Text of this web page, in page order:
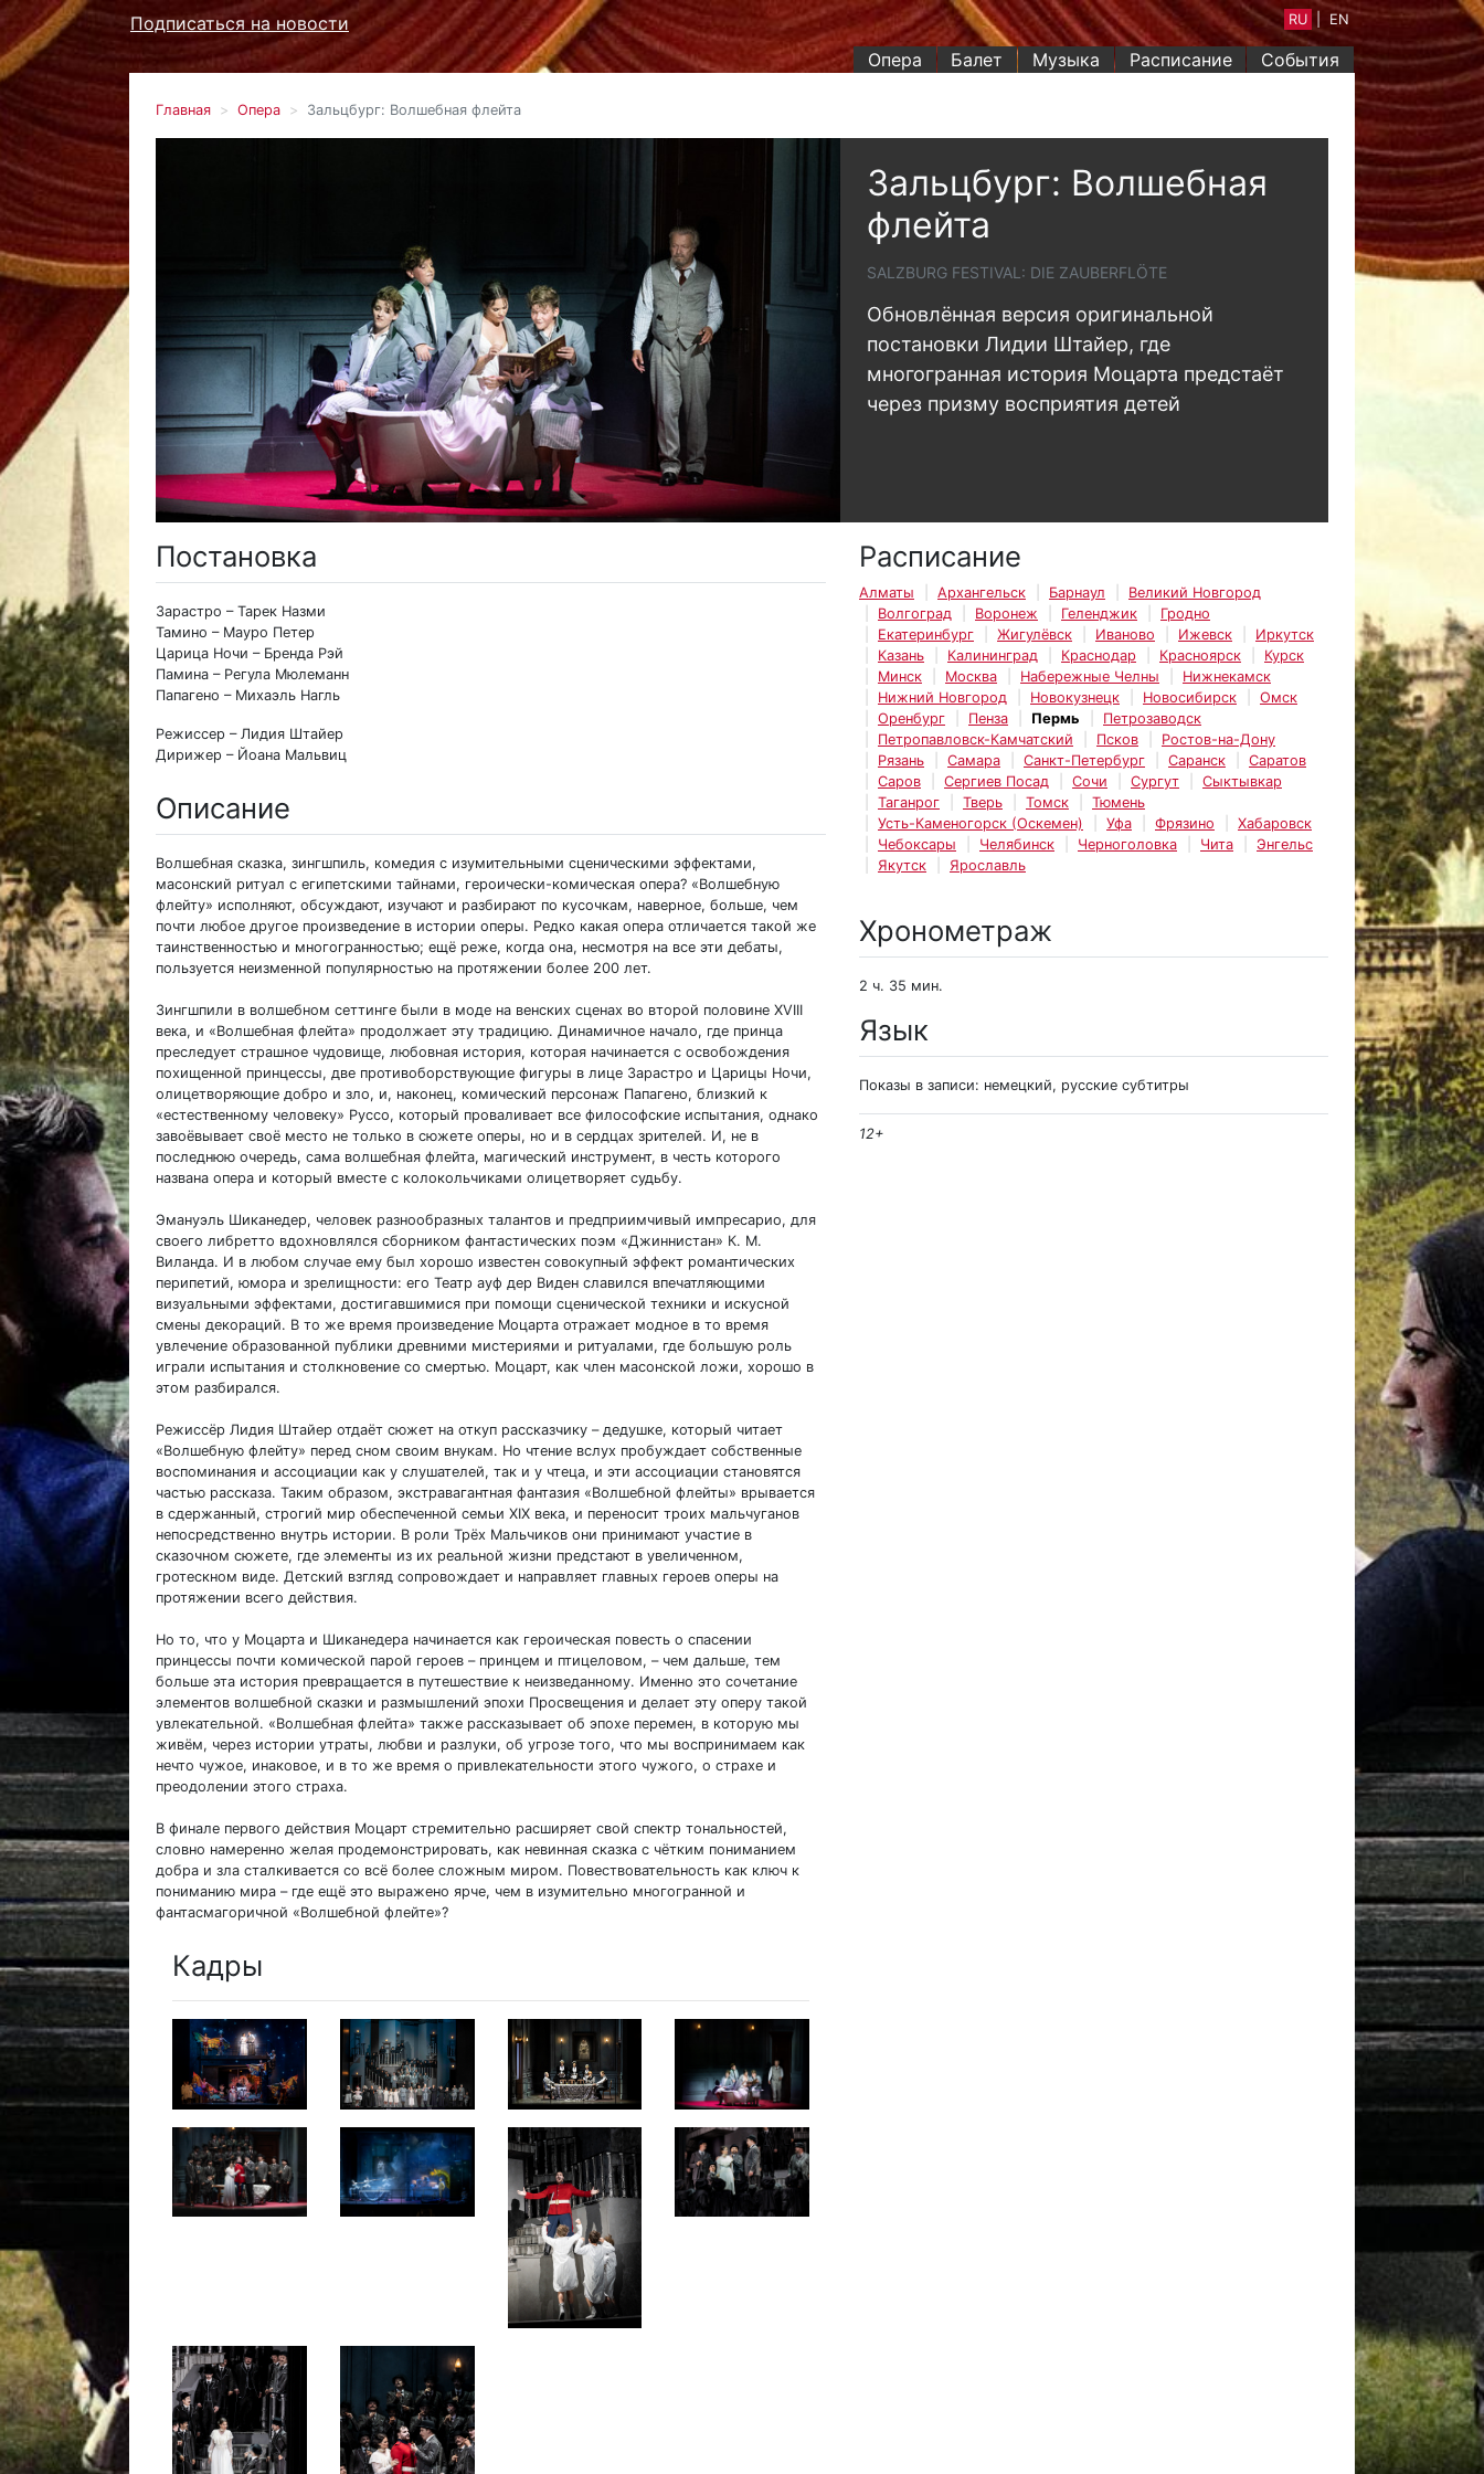
Опера Балет Музыка Расписание События
Подписаться на новости RU EN
Главная Опера Зальцбург: Волшебная флейта
Зальцбург: Волшебная
флейта
SALZBURG FESTIVAL: DIE ZAUBERFLÖTE
Обновлённая версия оригинальной
постановки Лидии Штайер, где
многогранная история Моцарта предстаёт
через призму восприятия детей
Постановка
Зарастро – Тарек Назми
Тамино – Мауро Петер
Царица Ночи – Бренда Рэй
Памина – Регула Мюлеманн
Папагено – Михаэль Нагль
Режиссер – Лидия Штайер
Дирижер – Йоана Мальвиц
Описание
Волшебная сказка, зингшпиль, комедия с изумительными сценическими эффектами,
масонский ритуал с египетскими тайнами, героически-комическая опера? «Волшебную
флейту» исполняют, обсуждают, изучают и разбирают по кусочкам, наверное, больше, чем
почти любое другое произведение в истории оперы. Редко какая опера отличается такой же
таинственностью и многогранностью; ещё реже, когда она, несмотря на все эти дебаты,
пользуется неизменной популярностью на протяжении более 200 лет.
Зингшпили в волшебном сеттинге были в моде на венских сценах во второй половине XVIII
века, и «Волшебная флейта» продолжает эту традицию. Динамичное начало, где принца
преследует страшное чудовище, любовная история, которая начинается с освобождения
похищенной принцессы, две противоборствующие фигуры в лице Зарастро и Царицы Ночи,
олицетворяющие добро и зло, и, наконец, комический персонаж Папагено, близкий к
«естественному человеку» Руссо, который проваливает все философские испытания, однако
завоёвывает своё место не только в сюжете оперы, но и в сердцах зрителей. И, не в
последнюю очередь, сама волшебная флейта, магический инструмент, в честь которого
названа опера и который вместе с колокольчиками олицетворяет судьбу.
Эмануэль Шиканедер, человек разнообразных талантов и предприимчивый импресарио, для
своего либретто вдохновлялся сборником фантастических поэм «Джиннистан» К. М.
Виланда. И в любом случае ему был хорошо известен совокупный эффект романтических
перипетий, юмора и зрелищности: его Театр ауф дер Виден славился впечатляющими
визуальными эффектами, достигавшимися при помощи сценической техники и искусной
смены декораций. В то же время произведение Моцарта отражает модное в то время
увлечение образованной публики древними мистериями и ритуалами, где большую роль
играли испытания и столкновение со смертью. Моцарт, как член масонской ложи, хорошо в
этом разбирался.
Режиссёр Лидия Штайер отдаёт сюжет на откуп рассказчику – дедушке, который читает
«Волшебную флейту» перед сном своим внукам. Но чтение вслух пробуждает собственные
воспоминания и ассоциации как у слушателей, так и у чтеца, и эти ассоциации становятся
частью рассказа. Таким образом, экстравагантная фантазия «Волшебной флейты» врывается
в сдержанный, строгий мир обеспеченной семьи XIX века, и переносит троих мальчуганов
непосредственно внутрь истории. В роли Трёх Мальчиков они принимают участие в
сказочном сюжете, где элементы из их реальной жизни предстают в увеличенном,
гротескном виде. Детский взгляд сопровождает и направляет главных героев оперы на
протяжении всего действия.
Но то, что у Моцарта и Шиканедера начинается как героическая повесть о спасении
принцессы почти комической парой героев – принцем и птицеловом, – чем дальше, тем
больше эта история превращается в путешествие к неизведанному. Именно это сочетание
элементов волшебной сказки и размышлений эпохи Просвещения и делает эту оперу такой
увлекательной. «Волшебная флейта» также рассказывает об эпохе перемен, в которую мы
живём, через истории утраты, любви и разлуки, об угрозе того, что мы воспринимаем как
нечто чужое, инаковое, и в то же время о привлекательности этого чужого, о страхе и
преодолении этого страха.
В финале первого действия Моцарт стремительно расширяет свой спектр тональностей,
словно намеренно желая продемонстрировать, как невинная сказка с чётким пониманием
добра и зла сталкивается со всё более сложным миром. Повествовательность как ключ к
пониманию мира – где ещё это выражено ярче, чем в изумительно многогранной и
фантасмагоричной «Волшебной флейте»?
Кадры
Расписание
Алматы Архангельск Барнаул
Великий Новгород
Волгоград
Воронеж Геленджик
Гродно
Екатеринбург
Жигулёвск Иваново Ижевск
Иркутск
Казань
Калининград Краснодар Красноярск
Курск
Минск
Москва Набережные Челны
Нижнекамск
Нижний Новгород
Новокузнецк Новосибирск
Омск
Оренбург
Пенза Пермь
Петрозаводск
Петропавловск-Камчатский
Псков
Ростов-на-Дону
Рязань
Самара Санкт-Петербург Саранск
Саратов
Саров
Сергиев Посад Сочи Сургут
Сыктывкар
Таганрог
Тверь Томск
Тюмень
Усть-Каменогорск (Оскемен)
Уфа Фрязино
Хабаровск
Чебоксары
Челябинск Черноголовка Чита
Энгельс
Якутск
Ярославль
Хронометраж
2 ч. 35 мин.
Язык
Показы в записи: немецкий, русские субтитры
12+